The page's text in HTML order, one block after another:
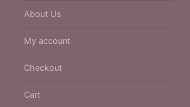
About Us
My account
Checkout
Cart